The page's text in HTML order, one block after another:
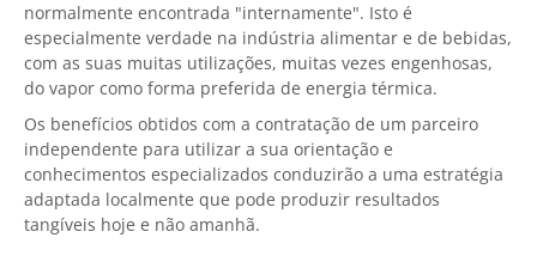
normalmente encontrada "internamente". Isto é
especialmente verdade na indústria alimentar e de bebidas,
com as suas muitas utilizações, muitas vezes engenhosas,
do vapor como forma preferida de energia térmica.
Os benefícios obtidos com a contratação de um parceiro
independente para utilizar a sua orientação e
conhecimentos especializados conduzirão a uma estratégia
adaptada localmente que pode produzir resultados
tangíveis hoje e não amanhã.